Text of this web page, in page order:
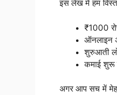
इस लेख में हम
₹1000
ऑनलाइन
शुरुआती
कमाई शुरू
अगर आप सच में